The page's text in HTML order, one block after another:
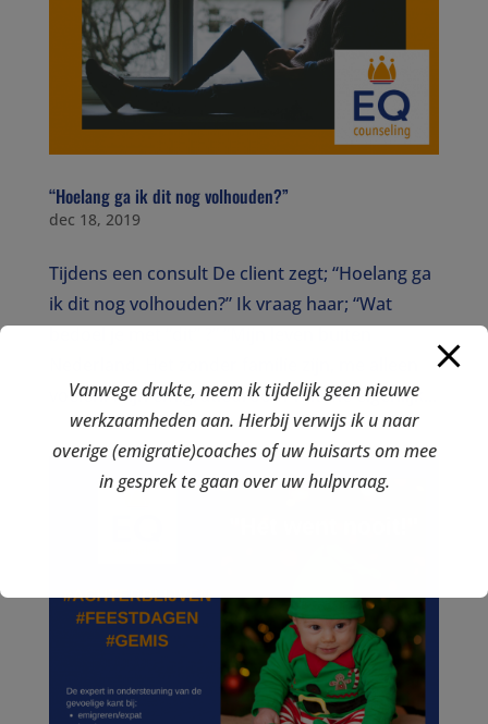
“Hoelang ga ik dit nog volhouden?”
dec 18, 2019
Tijdens een consult De client zegt; “Hoelang ga
ik dit nog volhouden?” Ik vraag haar; “Wat
voelen. Mijn emigratiedroom valt me eigenlijk...
Vanwege drukte, neem ik tijdelijk geen nieuwe
werkzaamheden aan. Hierbij verwijs ik u naar
overige (emigratie)coaches of uw huisarts om mee
in gesprek te gaan over uw hulpvraag.